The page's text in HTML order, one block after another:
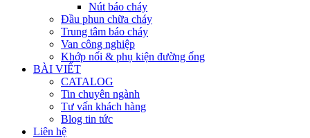
Nút báo cháy
Đầu phun chữa cháy
Trung tâm báo cháy
Van công nghiệp
Khớp nối & phụ kiện đường ống
BÀI VIẾT
CATALOG
Tin chuyên ngành
Tư vấn khách hàng
Blog tin tức
Liên hệ